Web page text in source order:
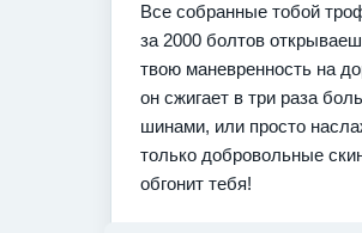
Все собранные тобой
за 2000 болтов
твою маневренность на
он сжигает в три раза
шинами, или просто
только добровольные
обгонит тебя!